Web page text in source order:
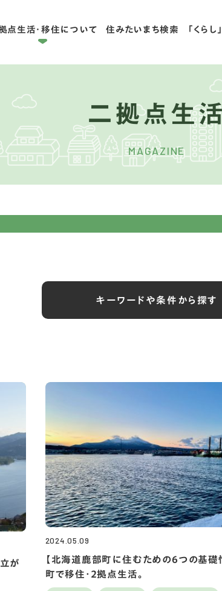
点生活・移住について
二拠点ライフを学ぶ
移住ライフを学ぶ
住みたいまち検索 「くら
二拠点生活
MAGAZINE
キーワードや条件から探す
が
2024.05.09
【北海道鹿部町に住むための６つの基礎
町で移住・２拠点生活。